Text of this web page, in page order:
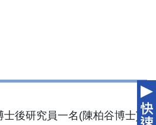
後研究員一名(陳柏谷博士)